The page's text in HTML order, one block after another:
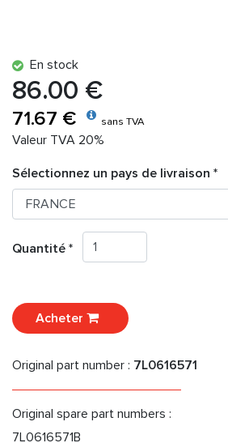
En stock
86.00 €
71.67 € sans TVA
Valeur TVA 20%
Sélectionnez un pays de livraison *
Quantité *
Acheter
Original part number : 7L0616571
Original spare part numbers :
7L0616571B